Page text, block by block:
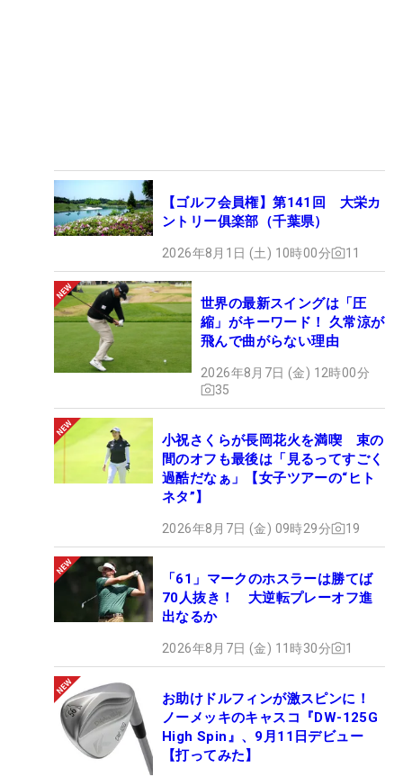
【ゴルフ会員権】第141回 大栄カ
ントリー俱楽部（千葉県）
2026年8月1日 (土) 10時00分 11
世界の最新スイングは「圧
縮」がキーワード！ 久常涼が
飛んで曲がらない理由
2026年8月7日 (金) 12時00分
35
小祝さくらが長岡花火を満喫 束の
間のオフも最後は「見るってすごく
過酷だなぁ」【女子ツアーの“ヒト
ネタ”】
2026年8月7日 (金) 09時29分 19
「61」マークのホスラーは勝てば
70人抜き！ 大逆転プレーオフ進
出なるか
2026年8月7日 (金) 11時30分 1
お助けドルフィンが激スピンに！
ノーメッキのキャスコ『DW-125G
High Spin』、9月11日デビュー
【打ってみた】